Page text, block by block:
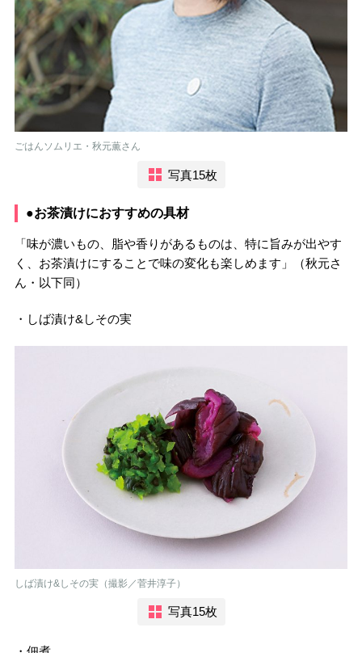
ごはんソムリエ・秋元薫さん
写真15枚
●お茶漬けにおすすめの具材
「味が濃いもの、脂や香りがあるものは、特に旨みが出やす
く、お茶漬けにすることで味の変化も楽しめます」（秋元さ
ん・以下同）
・しば漬け&しその実
しば漬け&しその実（撮影／菅井淳子）
写真15枚